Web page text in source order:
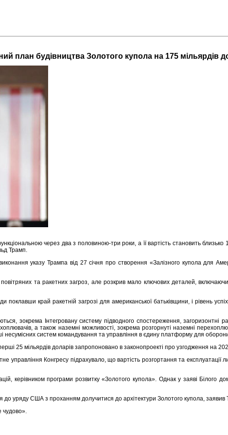
план будівництва Золотого купола на 175 мільярдів
через два з половиною-три роки, а її вартість становить близько
Трамп.
указу Трампа від 27 січня про створення «Залізного купола для
та ракетних загроз, але розкрив мало ключових деталей, включаючи
край ракетній загрозі для американської батьківщини, і рівень
зокрема Інтегровану систему підводного спостереження, загоризонтні
а також наземні можливості, зокрема розгорнуті наземні
систем командування та управління в єдину платформу для
25 мільярдів доларів запропоновано в законопроекті про узгодження на
управління Конгресу підрахувало, що вартість розгортання та
керівником програми розвитку «Золотого купола». Однак у заяві Білого
до уряду США з проханням долучитися до архітектури Золотого купола, заявив
чудово».